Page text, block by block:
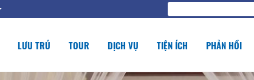
LƯU TRÚ TOUR DỊCH VỤ TIỆN ÍCH PHẢN HỒI